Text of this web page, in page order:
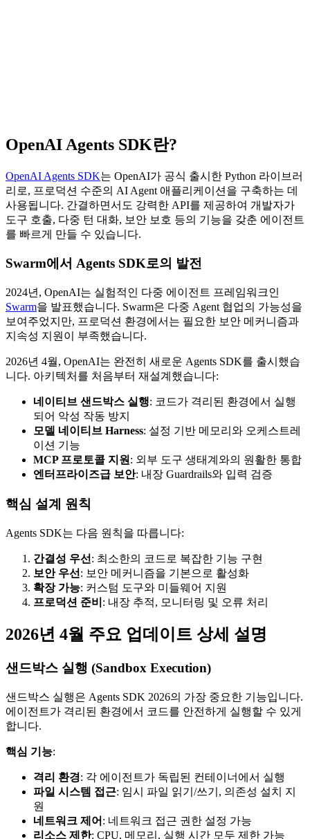
OpenAI Agents SDK란?
OpenAI Agents SDK는 OpenAI가 공식 출시한 Python 라이브러
리로, 프로덕션 수준의 AI Agent 애플리케이션을 구축하는 데
사용됩니다. 간결하면서도 강력한 API를 제공하여 개발자가
도구 호출, 다중 턴 대화, 보안 보호 등의 기능을 갖춘 에이전트
를 빠르게 만들 수 있습니다.
Swarm에서 Agents SDK로의 발전
2024년, OpenAI는 실험적인 다중 에이전트 프레임워크인
Swarm을 발표했습니다. Swarm은 다중 Agent 협업의 가능성을
보여주었지만, 프로덕션 환경에서는 필요한 보안 메커니즘과
지속성 지원이 부족했습니다.
2026년 4월, OpenAI는 완전히 새로운 Agents SDK를 출시했습
니다. 아키텍처를 처음부터 재설계했습니다:
네이티브 샌드박스 실행: 코드가 격리된 환경에서 실행
되어 악성 작동 방지
모델 네이티브 Harness: 설정 기반 메모리와 오케스트레
이션 기능
MCP 프로토콜 지원 : 외부 도구 생태계와의 원활한 통합
엔터프라이즈급 보안: 내장 Guardrails와 입력 검증
핵심 설계 원칙
Agents SDK는 다음 원칙을 따릅니다:
간결성 우선 : 최소한의 코드로 복잡한 기능 구현
보안 우선 : 보안 메커니즘을 기본으로 활성화
확장 가능: 커스텀 도구와 미들웨어 지원
프로덕션 준비 : 내장 추적, 모니터링 및 오류 처리
2026년 4월 주요 업데이트 상세 설명
샌드박스 실행 (Sandbox Execution)
샌드박스 실행은 Agents SDK 2026의 가장 중요한 기능입니다.
에이전트가 격리된 환경에서 코드를 안전하게 실행할 수 있게
합니다.
핵심 기능:
격리 환경: 각 에이전트가 독립된 컨테이너에서 실행
파일 시스템 접근: 임시 파일 읽기/쓰기, 의존성 설치 지
원
네트워크 제어 : 네트워크 접근 권한 설정 가능
리소스 제한: CPU, 메모리, 실행 시간 모두 제한 가능